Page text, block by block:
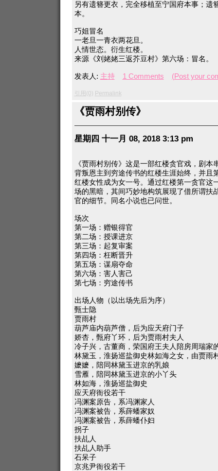
另有遗簪更衣，完全移植至宁国府本事；遗
本。
巧姐冒名
一老旦一青衣两花旦。
人情世态。衍生红楼。
来源《刘姥姥三返芥豆村》第六场：冒名。
发表人: 主持 1 Comments (Post your
引用(0) Permalink
《贾雨村别传》
星期四 十一月 08, 2018 3:13 pm
《贾雨村别传》这是一部红楼贪官戏，剧
背叛恩主到穷途传书的红楼生涯始终，并且
红楼女性成为女一号。通过红楼第一贪官这
场的黑暗，其间巧妙地构筑展现了借所谓扶
官的细节。同名小说也已问世。
场次
第一场：赠银得官
第二场：授课进京
第三场：起复审案
第四场：枉断晋升
第五场：谋扇夺命
第六场：害人害己
第七场：穷途传书
出场人物（以出场先后为序）
甄士隐
贾雨村
葫芦庙内葫芦僧，后为应天府门子
娇杏，甄府丫环，后为贾雨村夫人
冷子兴，古董商，荣国府王夫人陪房周瑞家
林黛玉，淮扬巡盐御史林如海之女，由贾雨
嬷嬷，陪同林黛玉进京的乳娘
雪雁，陪同林黛玉进京的小丫头
林如海，淮扬巡盐御史
应天府衙役若干
冯渊案原告，系冯渊家人
冯渊案被告，系薛蟠家奴
冯渊案被告，系薛蟠仆妇
拐子
扶乩人
扶乩人助手
石呆子
京兆尹衙役若干